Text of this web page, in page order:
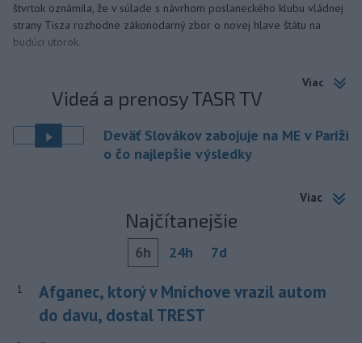
štvrtok oznámila, že v súlade s návrhom poslaneckého klubu vládnej
strany Tisza rozhodne zákonodarný zbor o novej hlave štátu na
budúci utorok.
Viac
Videá a prenosy TASR TV
Deväť Slovákov zabojuje na ME v Paríži
o čo najlepšie výsledky
Viac
Najčítanejšie
6h 24h 7d
1
Afganec, ktorý v Mníchove vrazil autom
do davu, dostal TREST